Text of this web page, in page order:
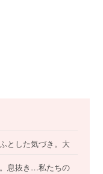
とした気づき。大
息抜き…私たちの